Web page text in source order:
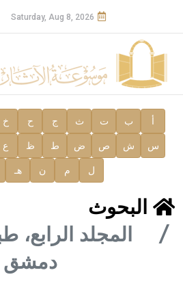
Saturday, Aug 8, 2026
أ ب ت ث ج ح خ
س ش ص ض ط ظ ع
ل م ن هـ
البحوث
دمشق